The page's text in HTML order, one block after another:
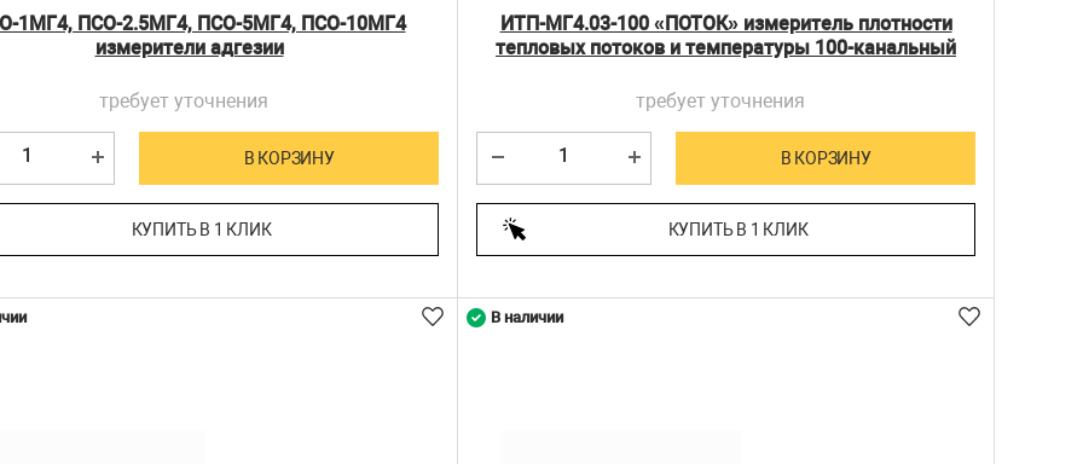
1МГ4, ПСО-2.5МГ4, ПСО-5МГ4, ПСО-10МГ4
измерители адгезии
требует уточнения
В КОРЗИНУ
КУПИТЬ В 1 КЛИК
ИТП-МГ4.03-100 «ПОТОК» измеритель плотности
тепловых потоков и температуры 100-канальный
требует уточнения
В КОРЗИНУ
КУПИТЬ В 1 КЛИК
В наличии